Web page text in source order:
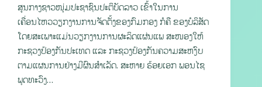
ສູນກາງຊາວໜຸ່ມປະຊາຊົນປະຕິບັດລາວ ເຂົ້າໃນການ
ເຄື່ອນໄຫວວຽກງານການຈັດຕັ້ງຂອງກົມກອງ ກໍຄື ຂອງບໍລິສັດ
ໂດຍສະເພາະແມ່ນວຽກງານການຜະລິດແຜ່ນແພ ສະໜອງໃຫ້
ກະຊວງປ້ອງກັນປະເທດ ແລະ ກະຊວງປ້ອງກັນຄວາມສະຫງົບ
ຕາມແຜນການຢ່າງມີຜົນສຳເລັດ. ສະຫາຍ ຮ້ອຍເອກ ພອນໄຊ
ພຸດທະວົງ…